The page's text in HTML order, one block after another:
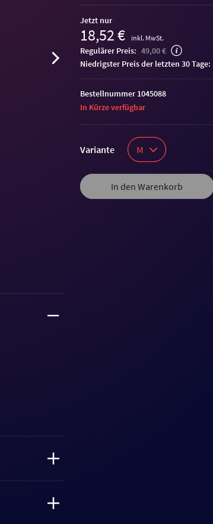
Jetzt nur
18,52 € inkl. MwSt.
Regulärer Preis: 49,00 €
niedrigster Preis der letzten 30 Tage:
Variante M
In den Warenkorb
Bestellnummer 1045088
In Kürze verfügbar